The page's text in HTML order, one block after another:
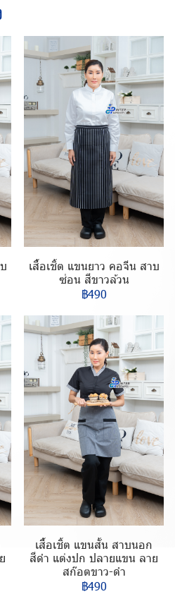
เสื้อเชิ้ต แขนยาว คอจีน สาบ
ซ่อน สีขาวล้วน
฿490
เสื้อเชิ้ต แขนสั้น สาบนอก
สีดำ แต่งปก ปลายแขน ลาย
สก๊อตขาว-ดำ
฿490